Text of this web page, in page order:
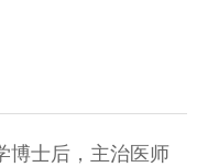
博士后，主治医师